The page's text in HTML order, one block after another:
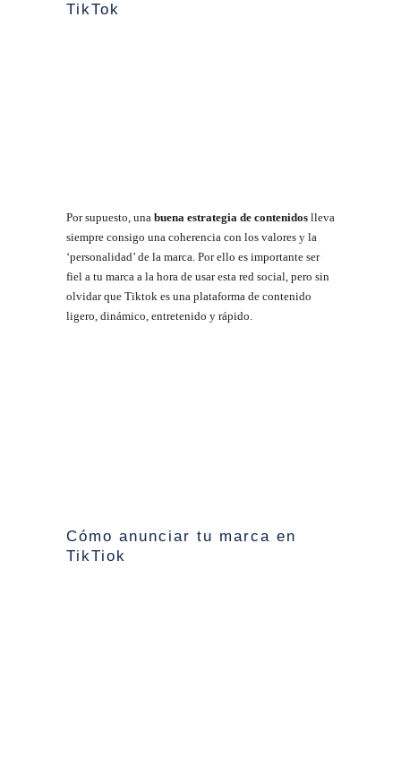
TikTok
Por supuesto, una buena estrategia de contenidos lleva
siempre consigo una coherencia con los valores y la
‘personalidad’ de la marca. Por ello es importante ser
fiel a tu marca a la hora de usar esta red social, pero sin
olvidar que Tiktok es una plataforma de contenido
ligero, dinámico, entretenido y rápido.
Cómo anunciar tu marca en
TikTiok